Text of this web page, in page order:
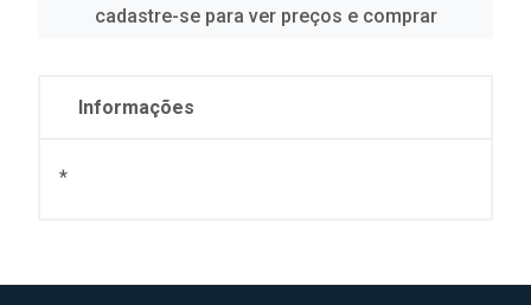
cadastre-se para ver preços e comprar
Informações
*